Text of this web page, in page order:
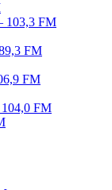
103,3 FM
FM
FM
FM